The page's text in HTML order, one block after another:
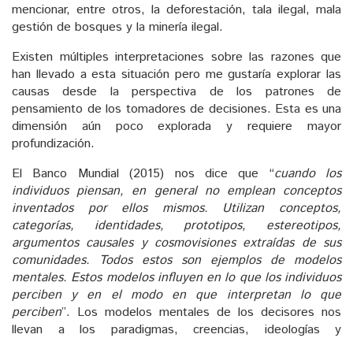
mencionar, entre otros, la deforestación, tala ilegal, mala
gestión de bosques y la minería ilegal.
Existen múltiples interpretaciones sobre las razones que
han llevado a esta situación pero me gustaría explorar las
causas desde la perspectiva de los patrones de
pensamiento de los tomadores de decisiones. Esta es una
dimensión aún poco explorada y requiere mayor
profundización.
El Banco Mundial (2015) nos dice que “cuando los
individuos piensan, en general no emplean conceptos
inventados por ellos mismos. Utilizan conceptos,
categorías, identidades, prototipos, estereotipos,
argumentos causales y cosmovisiones extraídas de sus
comunidades. Todos estos son ejemplos de modelos
mentales. Estos modelos influyen en lo que los individuos
perciben y en el modo en que interpretan lo que
perciben”. Los modelos mentales de los decisores nos
llevan a los paradigmas, creencias, ideologías y